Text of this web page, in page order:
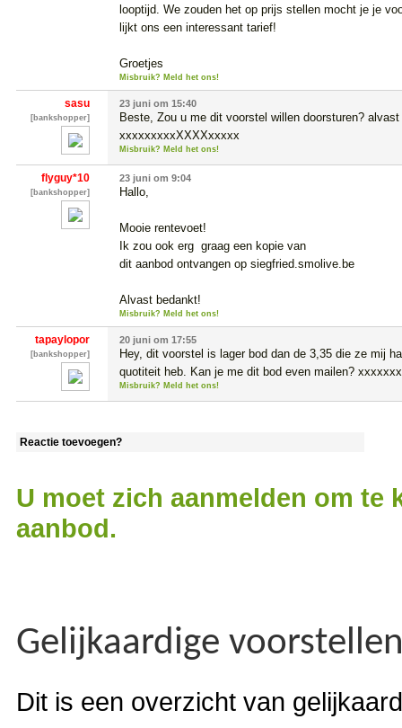
looptijd. We zouden het op prijs stellen mocht je je
lijkt ons een interessant tarief!
Groetjes
Misbruik? Meld het ons!
sasu
[bankshopper]
23 juni om 15:40
Beste, Zou u me dit voorstel willen doorsturen?
xxxxxxxxxXXXXxxxxx
Misbruik? Meld het ons!
flyguy*10
[bankshopper]
23 juni om 9:04
Hallo,
Mooie rentevoet!
Ik zou ook erg  graag een kopie van
dit aanbod ontvangen op siegfried.smolive.be
Alvast bedankt!
Misbruik? Meld het ons!
tapaylopor
[bankshopper]
20 juni om 17:55
Hey, dit voorstel is lager bod dan de 3,35 die ze mij
quotiteit heb. Kan je me dit bod even mailen?
Misbruik? Meld het ons!
Reactie toevoegen?
U moet zich aanmelden om te
aanbod.
Gelijkaardige
Dit is een overzicht van